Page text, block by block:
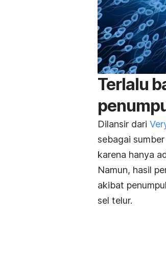
Terlalu
Dilansir dari
sebagai
karena hanya
Namun, hasil
akibat
sel telur.